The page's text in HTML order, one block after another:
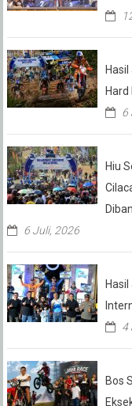
6
Hiu
6 Juli, 2026
4
Bos